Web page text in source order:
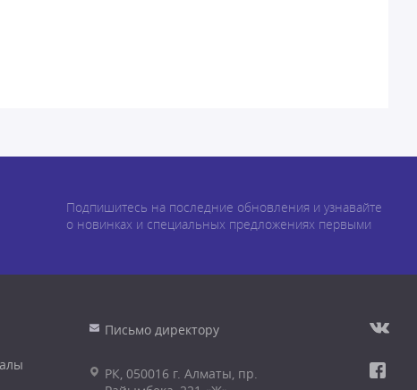
Подпишитесь на последние обновления и узнавайте
о новинках и специальных предложениях первыми
Письмо директору
РК, 050016 г. Алматы, пр.